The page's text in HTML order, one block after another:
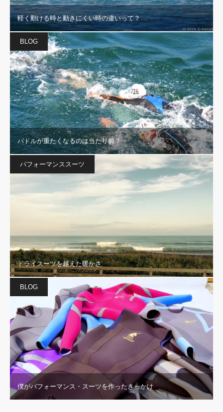
軽く動ける時と動きにくい時の違いって？
BLOG
パドルが重たくなるのは当たり前？
パフォーマンススーツ
ドライスーツを越えた暖かさ
BLOG
僕がパフォーマンス・スーツを作ったきっかけ